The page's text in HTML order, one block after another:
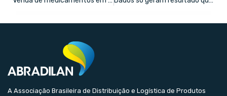
A Associação Brasileira de Distribuição e Logística de Produtos